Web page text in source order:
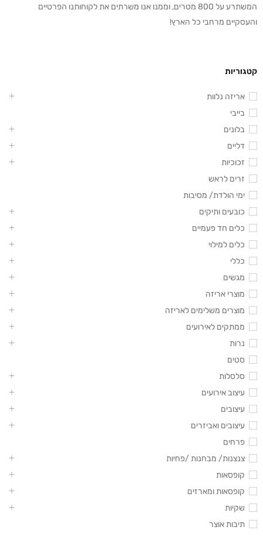
המשתרע על 800 מטרים, וממנו אנו משרתים את לקוחותנו הפרטיים
והעסקיים מרחבי כל הארץ!
קטגוריות
אריזה נלוות
בייבי
בלונים
דליים
זכוכיות
זרים לראש
ימי הולדת/ מסיבות
כובעים ותיקים
כלים חד פעמיים
כלים למילוי
כללי
מגשים
מוצרי אריזה
מוצרים משלימים לאריזה
ממתקים לאירועים
נרות
סטים
סלסלות
עיצוב אירועים
עיצובים
עיצובים ואביזרים
פרחים
צנצנות/ מבחנות /פחיות
קופסאות
קופסאות ומארזים
שקיות
תיבות אוצר